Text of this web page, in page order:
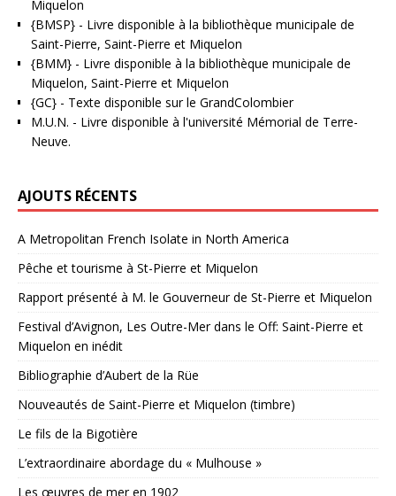
Miquelon
{BMSP} - Livre disponible à la bibliothèque municipale de
Saint-Pierre, Saint-Pierre et Miquelon
{BMM} - Livre disponible à la bibliothèque municipale de
Miquelon, Saint-Pierre et Miquelon
{GC} - Texte disponible sur le GrandColombier
M.U.N. - Livre disponible à l'université Mémorial de Terre-
Neuve.
AJOUTS RÉCENTS
A Metropolitan French Isolate in North America
Pêche et tourisme à St-Pierre et Miquelon
Rapport présenté à M. le Gouverneur de St-Pierre et Miquelon
Festival d’Avignon, Les Outre-Mer dans le Off: Saint-Pierre et
Miquelon en inédit
Bibliographie d’Aubert de la Rüe
Nouveautés de Saint-Pierre et Miquelon (timbre)
Le fils de la Bigotière
L’extraordinaire abordage du « Mulhouse »
Les œuvres de mer en 1902